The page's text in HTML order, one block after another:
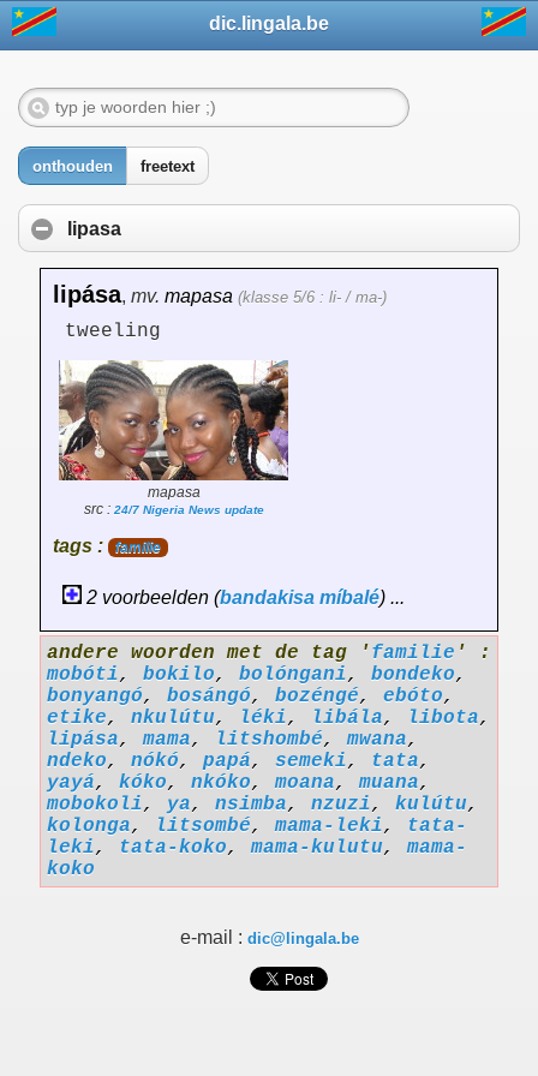
dic.lingala.be
onthouden freetext
lipasa
lipása, mv. mapasa (klasse 5/6 : li- / ma-)
tweeling
mapasa
src : 24/7 Nigeria News update
tags : familie
2 voorbeelden (bandakisa míbalé) ...
andere woorden met de tag ' familie ' :
mobóti, bokilo, bolóngani, bondeko,
bonyangó, bosángó, bozéngé, ebóto,
etike, nkulútu, léki, libála, libota,
lipása,mama, litshombé,mwana,
ndeko, nókó, papá, semeki, tata,
yayá, kóko, nkóko,moana,muana,
mobokoli, ya, nsimba, nzuzi, kulútu,
kolonga, litsombé,mama-leki,
tata-
leki, tata-koko,mama-kulutu,mama-
koko
e-mail : dic@lingala.be